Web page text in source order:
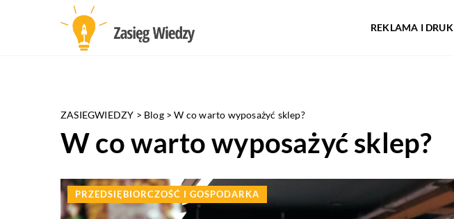
REKLAMA I DRUK
ZASIEGWIEDZY > Blog>W co warto wyposażyć sklep?
W co warto wyposażyć sklep?
PRZEDSIĘBIORCZOŚĆ I GOSPODARKA